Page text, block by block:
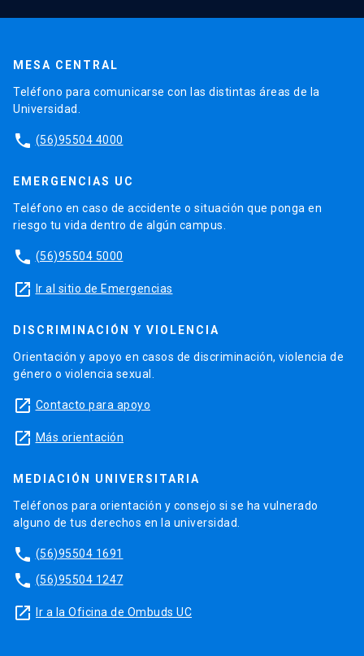
MESA CENTRAL
Teléfono para comunicarse con las distintas áreas de la
Universidad.
phone (56)95504 4000
EMERGENCIAS UC
Teléfono en caso de accidente o situación que ponga en
riesgo tu vida dentro de algún campus.
phone (56)95504 5000
launch Ir al sitio de Emergencias
DISCRIMINACIÓN Y VIOLENCIA
Orientación y apoyo en casos de discriminación, violencia de
género o violencia sexual.
launch Contacto para apoyo
launch Más orientación
MEDIACIÓN UNIVERSITARIA
Teléfonos para orientación y consejo si se ha vulnerado
alguno de tus derechos en la universidad.
phone (56)95504 1691
phone (56)95504 1247
launch Ir a la Oficina de Ombuds UC